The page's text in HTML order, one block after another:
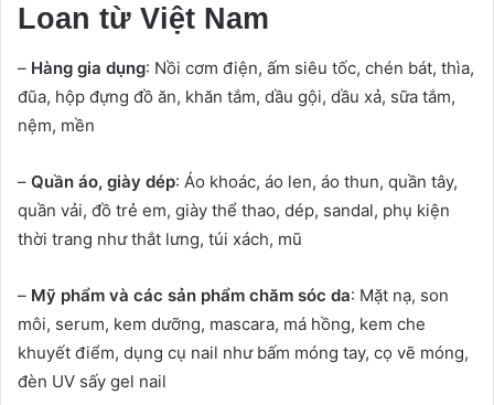
Loan từ Việt Nam
– Hàng gia dụng: Nồi cơm điện, ấm siêu tốc, chén bát, thìa,
đũa, hộp đựng đồ ăn, khăn tắm, dầu gội, dầu xả, sữa tắm,
nệm, mền
– Quần áo, giày dép: Áo khoác, áo len, áo thun, quần tây,
quần vải, đồ trẻ em, giày thể thao, dép, sandal, phụ kiện
thời trang như thắt lưng, túi xách, mũ
– Mỹ phẩm và các sản phẩm chăm sóc da: Mặt nạ, son
môi, serum, kem dưỡng, mascara, má hồng, kem che
khuyết điểm, dụng cụ nail như bấm móng tay, cọ vẽ móng,
đèn UV sấy gel nail